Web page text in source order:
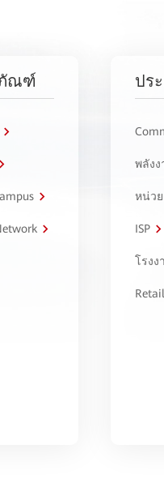
ณฑ์ ปร
พลังง
หน่ว
ISP
โรงง
Retail